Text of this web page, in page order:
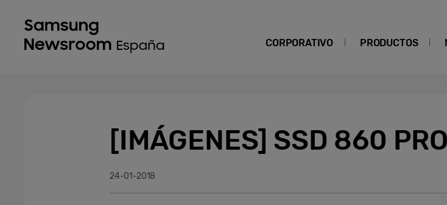
CORPORATIVO PRODUCTOS
[IMÁGENES] SSD 860
24-01-2018